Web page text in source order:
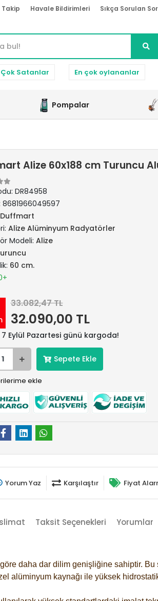
Takip Havale Bildirimleri Sıkça Sorulan
Çok Satanlar En çok oylananlar
Pompalar
Alize 60x188 cm Turuncu
DR84958
8681966049597
Duffmart
Alize Alüminyum Radyatörler
Modeli: Alize
60 cm.
33.082,47 TL
32.090,00 TL
7 Eylül Pazartesi günü kargoda!
Sepete Ekle
ekle
Yorum Yaz Karşılaştır Fiyat
Taksit Seçenekleri Yorumlar
daha dar dilim genişliğine sahiptir.
alüminyum kaynağı ile yüksek